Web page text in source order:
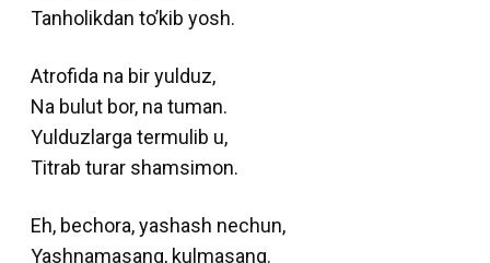
Tanholikdan to’kib yosh.
Atrofida na bir yulduz,
Na bulut bor, na tuman.
Yulduzlarga termulib u,
Titrab turar shamsimon.
Eh, bechora, yashash nechun,
Yashnamasang, kulmasang.